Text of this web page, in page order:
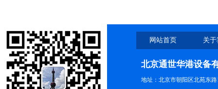
网站首页 关
北京通世华港设备
地址：北京市朝阳区北苑东路